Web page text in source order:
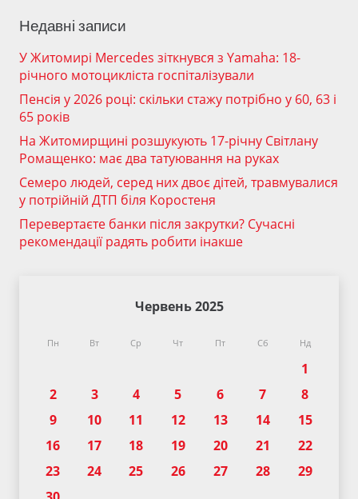
Недавні записи
У Житомирі Mercedes зіткнувся з Yamaha: 18-
річного мотоцикліста госпіталізували
Пенсія у 2026 році: скільки стажу потрібно у 60, 63 і
65 років
На Житомирщині розшукують 17-річну Світлану
Ромащенко: має два татуювання на руках
Семеро людей, серед них двоє дітей, травмувалися
у потрійній ДТП біля Коростеня
Перевертаєте банки після закрутки? Сучасні
рекомендації радять робити інакше
Червень 2025
Пн Вт Ср Чт Пт Сб Нд
1
2
3 4 5 6 7
8
9
10 11 12 13 14
15
16
17 18 19 20 21
22
23
24 25 26 27 28
29